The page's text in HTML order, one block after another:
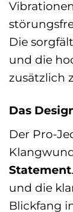
Die
und die
zusätzlich
Das
Der Pro-
Statement
und die
Blickfang